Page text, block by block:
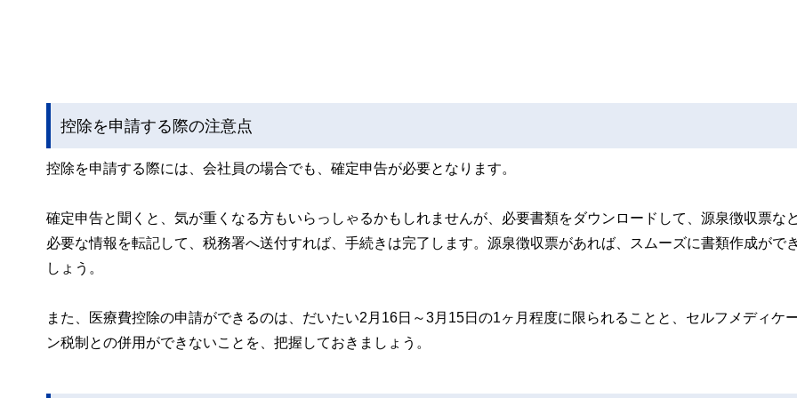
控除を申請する際の注意点
控除を申請する際には、会社員の場合でも、確定申告が必要となります。
確定申告と聞くと、気が重くなる方もいらっしゃるかもしれませんが、必要書類をダウンロードして、源泉徴収票な
必要な情報を転記して、税務署へ送付すれば、手続きは完了します。源泉徴収票があれば、スムーズに書類作成がで
しょう。
また、医療費控除の申請ができるのは、だいたい2月16日～3月15日の1ヶ月程度に限られることと、セルフメディケ
ン税制との併用ができないことを、把握しておきましょう。